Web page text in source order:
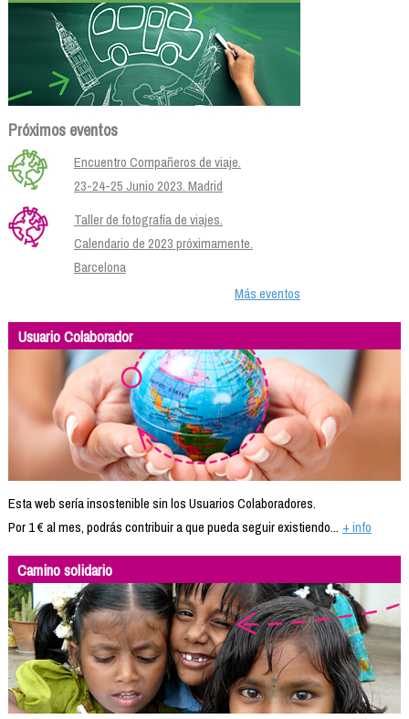
Próximos eventos
Encuentro Compañeros de viaje.
23-24-25 Junio 2023. Madrid
Taller de fotografía de viajes.
Calendario de 2023 próximamente.
Barcelona
Más eventos
Usuario Colaborador
Esta web sería insostenible sin los Usuarios Colaboradores.
Por 1 € al mes, podrás contribuir a que pueda seguir existiendo... + info
Camino solidario